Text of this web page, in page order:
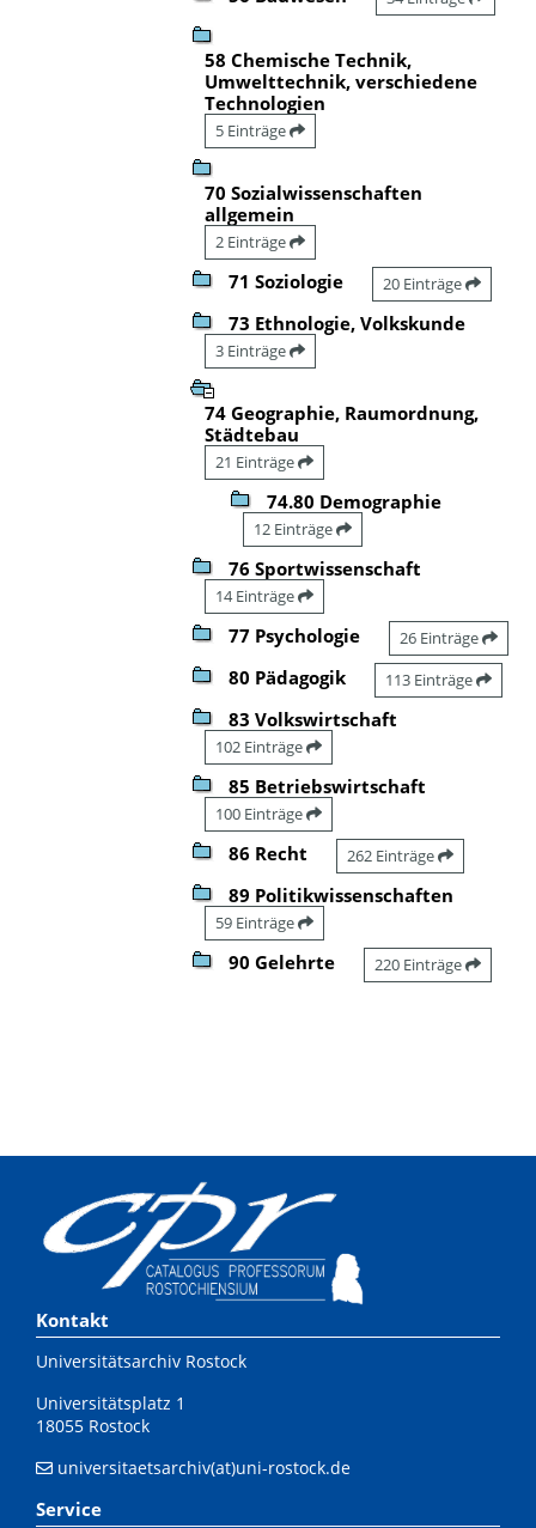
58 Chemische Technik,
Umwelttechnik, verschiedene
Technologien
5 Einträge
70 Sozialwissenschaften
allgemein
2 Einträge
71 Soziologie 20 Einträge
73 Ethnologie, Volkskunde
3 Einträge
74 Geographie, Raumordnung,
Städtebau
21 Einträge
74.80 Demographie
12 Einträge
76 Sportwissenschaft
14 Einträge
77 Psychologie 26 Einträge
80 Pädagogik 113 Einträge
83 Volkswirtschaft
102 Einträge
85 Betriebswirtschaft
100 Einträge
86 Recht 262 Einträge
89 Politikwissenschaften
59 Einträge
90 Gelehrte 220 Einträge
Kontakt
Universitätsarchiv Rostock
Universitätsplatz 1
18055 Rostock
universitaetsarchiv(at)uni-rostock.de
Service